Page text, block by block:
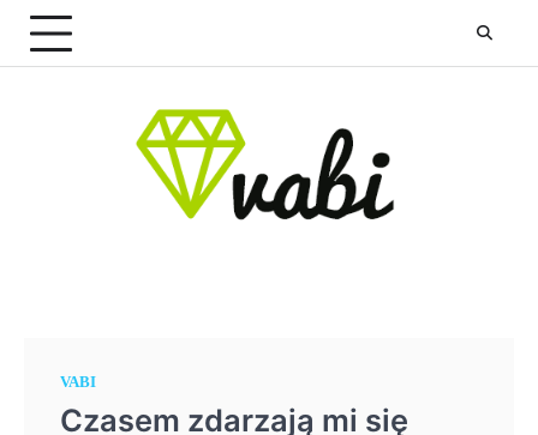
Skip
content
VABI
Czasem zdarzają mi się